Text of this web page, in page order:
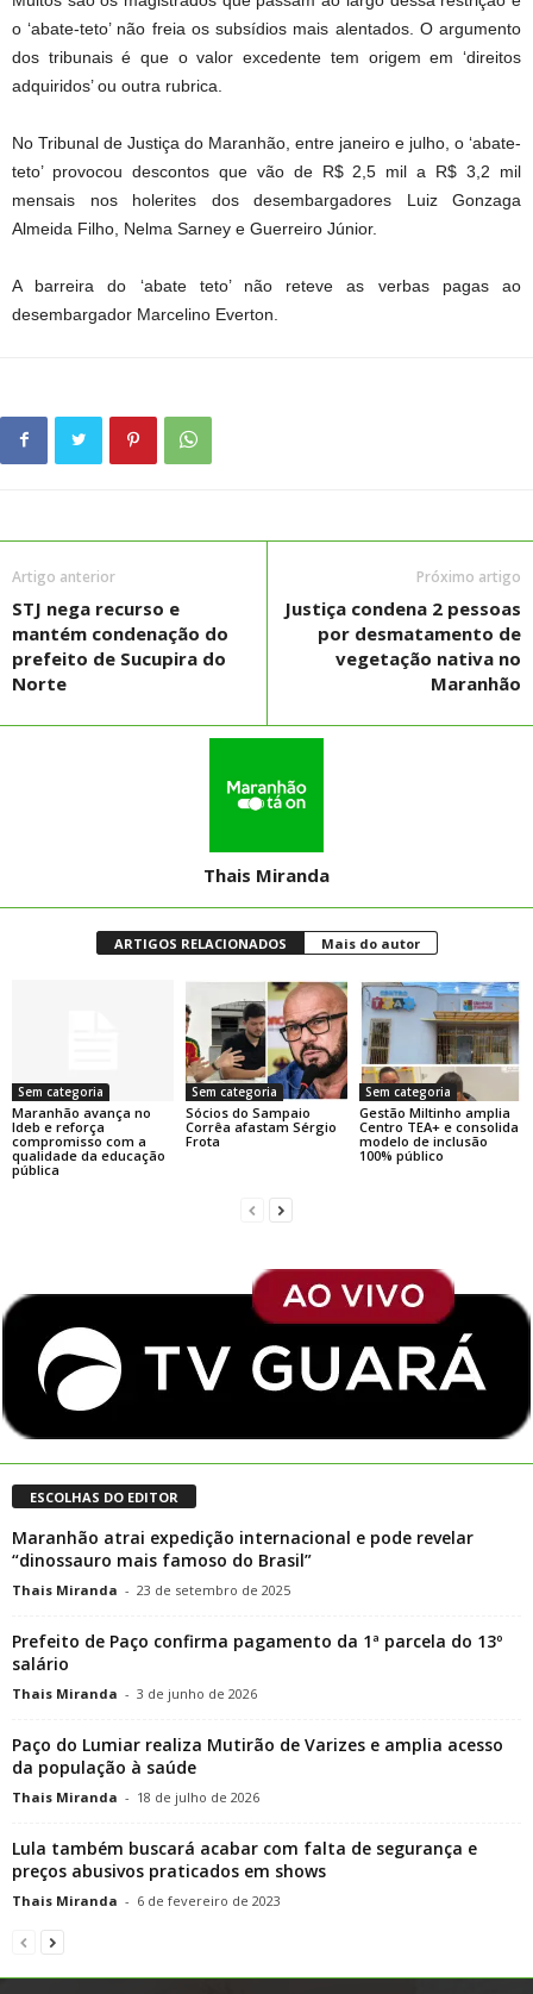
o ‘abate-teto’ não freia os subsídios mais alentados. O argumento
dos tribunais é que o valor excedente tem origem em ‘direitos
adquiridos’ ou outra rubrica.
No Tribunal de Justiça do Maranhão, entre janeiro e julho, o ‘abate-
teto’ provocou descontos que vão de R$ 2,5 mil a R$ 3,2 mil
mensais nos holerites dos desembargadores Luiz Gonzaga
Almeida Filho, Nelma Sarney e Guerreiro Júnior.
A barreira do ‘abate teto’ não reteve as verbas pagas ao
desembargador Marcelino Everton.
Artigo anterior
STJ nega recurso e
mantém condenação do
prefeito de Sucupira do
Norte
Próximo artigo
Justiça condena 2 pessoas
por desmatamento de
vegetação nativa no
Maranhão
Thais Miranda
ARTIGOS RELACIONADOS Mais do autor
Sem categoria
Maranhão avança no
Ideb e reforça
compromisso com a
qualidade da educação
pública
Sem categoria
Sócios do Sampaio
Corrêa afastam Sérgio
Frota
Sem categoria
Gestão Miltinho amplia
Centro TEA+ e consolida
modelo de inclusão
100% público
ESCOLHAS DO EDITOR
Maranhão atrai expedição internacional e pode revelar
“dinossauro mais famoso do Brasil”
Thais Miranda - 23 de setembro de 2025
Prefeito de Paço confirma pagamento da 1ª parcela do 13º
salário
Thais Miranda - 3 de junho de 2026
Paço do Lumiar realiza Mutirão de Varizes e amplia acesso
da população à saúde
Thais Miranda - 18 de julho de 2026
Lula também buscará acabar com falta de segurança e
preços abusivos praticados em shows
Thais Miranda - 6 de fevereiro de 2023